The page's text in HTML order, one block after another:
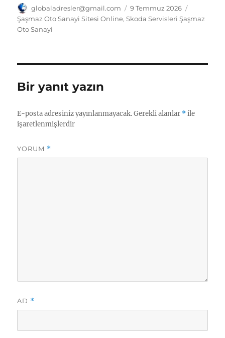
at
s
p
k
e
I
ai
l
e
g
a
ss
e
g
tl
o
k.
m
a
re
Yazar
globaladresler@gmail.com
Yayın
tarihi
9 Temmuz 2026
Şaşmaz Oto Sanayi Sitesi Online,Skoda Servisleri Şaşmaz
Oto Sanayi
Bir yanıt yazın
E-posta adresiniz yayınlanmayacak. Gerekli alanlar *ile
işaretlenmişlerdir
YORUM *
AD *